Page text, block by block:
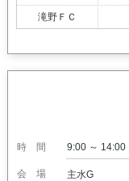
滝野ＦＣ
時間 9:00 ～ 14:00
会場 主水G